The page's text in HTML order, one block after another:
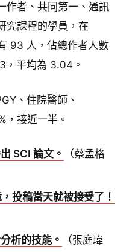
作者、共同第一、通訊
究課程的學員，在
93 人，佔總作者人數
，平均為 3.04。
、住院醫師、
接近一半。
SCI 論文。
（蔡孟格
投稿當天就被接受了！
析的技能。
（張庭瑋